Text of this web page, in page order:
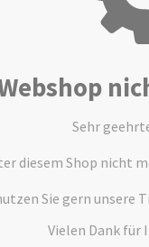
Sehr
diesem Shop nicht
Sie gern unsere
Vielen Dank für